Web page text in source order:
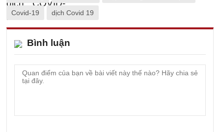
Covid-19 dịch Covid 19
Bình luận